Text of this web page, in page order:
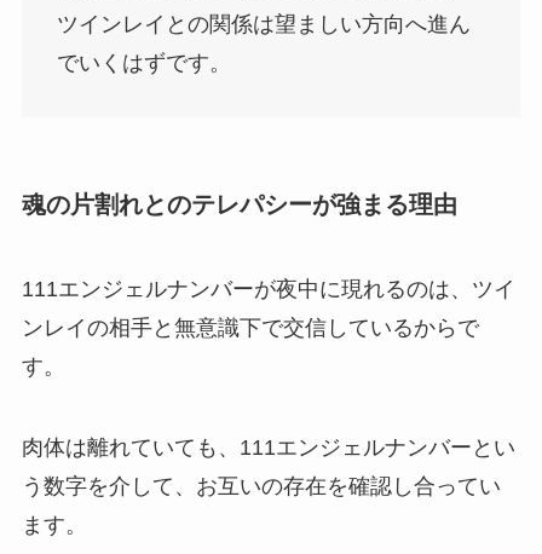
ツインレイとの関係は望ましい方向へ進ん
でいくはずです。
魂の片割れとのテレパシーが強まる理由
111エンジェルナンバーが夜中に現れるのは、ツイ
ンレイの相手と無意識下で交信しているからで
す。
肉体は離れていても、111エンジェルナンバーとい
う数字を介して、お互いの存在を確認し合ってい
ます。